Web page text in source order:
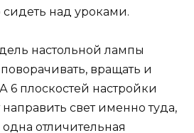
над уроками.
настольной лампы
вращать и
6 плоскостей настройки
свет именно туда,
отличительная